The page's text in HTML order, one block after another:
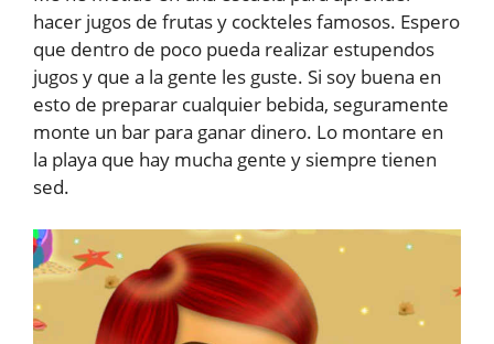
hacer jugos de frutas y cockteles famosos. Espero
que dentro de poco pueda realizar estupendos
jugos y que a la gente les guste. Si soy buena en
esto de preparar cualquier bebida, seguramente
monte un bar para ganar dinero. Lo montare en
la playa que hay mucha gente y siempre tienen
sed.